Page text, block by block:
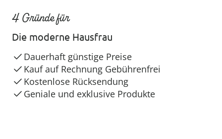
4 Gründe für
Die moderne Hausfrau
Dauerhaft günstige Preise
Kauf auf Rechnung Gebührenfrei
Kostenlose Rücksendung
Geniale und exklusive Produkte